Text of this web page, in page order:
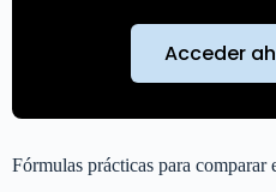
Acceder
Fórmulas prácticas para comparar